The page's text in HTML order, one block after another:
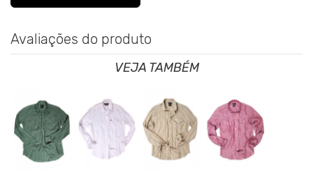
Avaliações do produto
VEJA TAMBÉM